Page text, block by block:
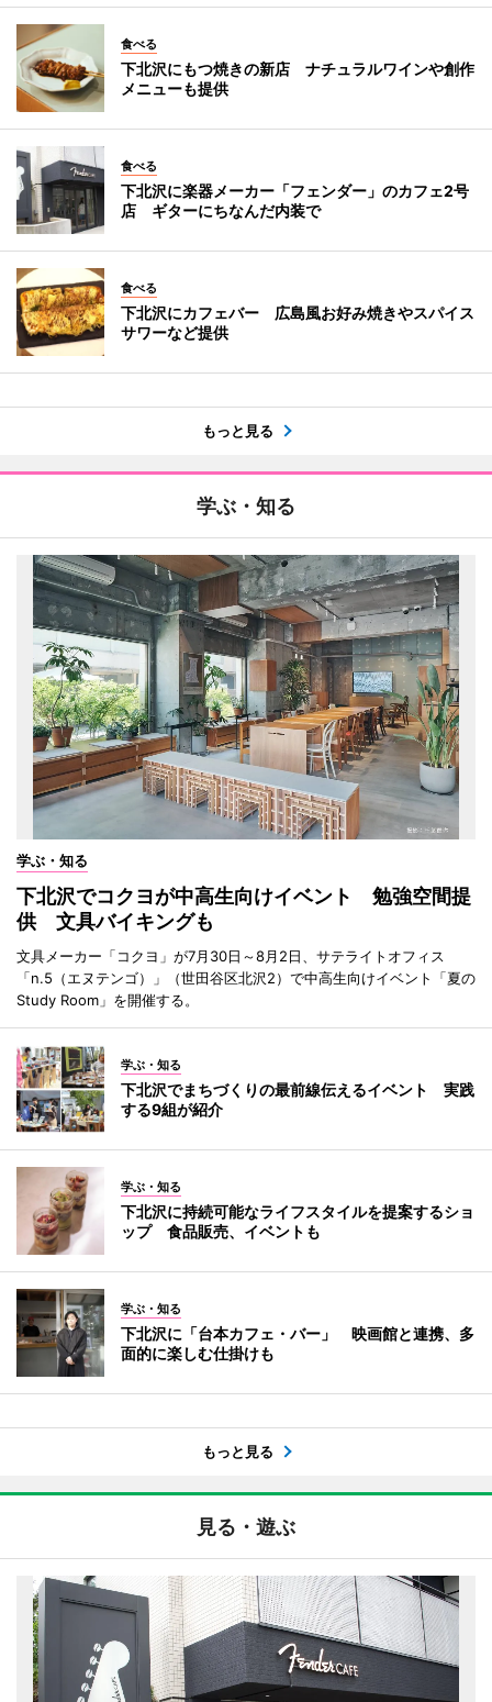
食べる
下北沢にもつ焼きの新店 ナチュラルワインや創作
メニューも提供
食べる
下北沢に楽器メーカー「フェンダー」のカフェ2号
店 ギターにちなんだ内装で
食べる
下北沢にカフェバー 広島風お好み焼きやスパイス
サワーなど提供
もっと見る
学ぶ・知る
学ぶ・知る
下北沢でコクヨが中高生向けイベント 勉強空間提
供 文具バイキングも
文具メーカー「コクヨ」が7月30日～8月2日、サテライトオフィス
「n.5（エヌテンゴ）」（世田谷区北沢2）で中高生向けイベント「夏の
Study Room」を開催する。
学ぶ・知る
下北沢でまちづくりの最前線伝えるイベント 実践
する9組が紹介
学ぶ・知る
下北沢に持続可能なライフスタイルを提案するショ
ップ 食品販売、イベントも
学ぶ・知る
下北沢に「台本カフェ・バー」 映画館と連携、多
面的に楽しむ仕掛けも
もっと見る
見る・遊ぶ